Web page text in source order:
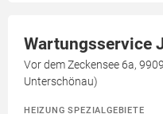
Wartungsservice
Vor dem Zeckensee 6a,
Unterschönau)
HEIZUNG SPEZIALGEBIETE